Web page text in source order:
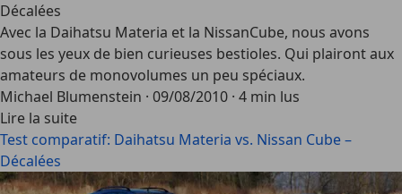
Décalées
Avec la Daihatsu Materia et la NissanCube, nous avons
sous les yeux de bien curieuses bestioles. Qui plairont aux
amateurs de monovolumes un peu spéciaux.
Michael Blumenstein · 09/08/2010 · 4 min lus
Lire la suite
Test comparatif: Daihatsu Materia vs. Nissan Cube –
Décalées